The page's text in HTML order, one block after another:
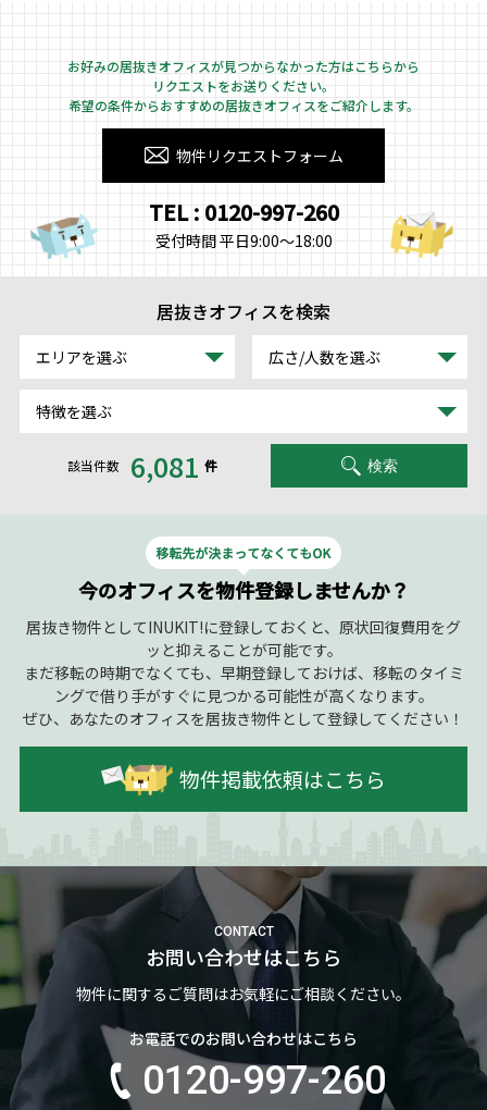
お好みの居抜きオフィスが見つからなかった方はこちらから
リクエストをお送りください。
希望の条件からおすすめの居抜きオフィスをご紹介します。
物件リクエストフォーム
TEL : 0120-997-260
受付時間 平日9:00～18:00
居抜きオフィスを検索
エリアを選ぶ 広さ/人数を選ぶ
特徴を選ぶ
該当件数 6,081 件 検索
今のオフィスを物件登録しませんか？
居抜き物件としてINUKIT!に登録しておくと、原状回復費用をグ
ッと抑えることが可能です。
まだ移転の時期でなくても、早期登録しておけば、移転のタイミ
ングで借り手がすぐに見つかる可能性が高くなります。
ぜひ、あなたのオフィスを居抜き物件として登録してください！
物件掲載依頼はこちら
CONTACT
お問い合わせはこちら
物件に関するご質問はお気軽にご相談ください。
お電話でのお問い合わせはこちら
0120-997-260